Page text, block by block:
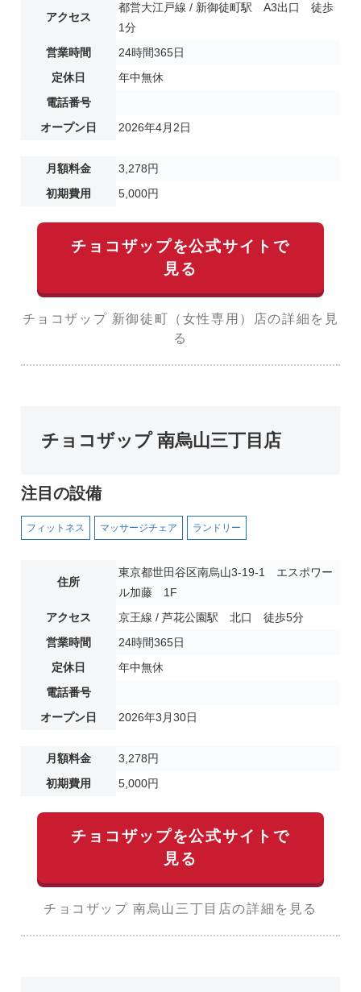
アクセス
都営大江戸線 / 新御徒町駅 A3出口 徒歩
1分
営業時間
24時間365日
定休日
年中無休
電話番号
オープン日
2026年4月2日
月額料金
3,278円
初期費用
5,000円
チョコザップを公式サイトで
見る
チョコザップ 新御徒町（女性専用）店の詳細を見
る
チョコザップ 南烏山三丁目店
注目の設備
フィットネス マッサージチェア ランドリー
住所
東京都世田谷区南烏山3-19-1 エスポワー
ル加藤 1F
アクセス
京王線 / 芦花公園駅 北口 徒歩5分
営業時間
24時間365日
定休日
年中無休
電話番号
オープン日
2026年3月30日
月額料金
3,278円
初期費用
5,000円
チョコザップを公式サイトで
見る
チョコザップ 南烏山三丁目店の詳細を見る